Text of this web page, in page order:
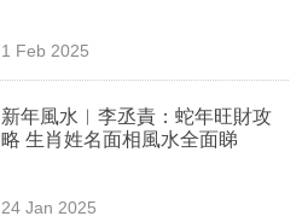
1 Feb 2025
新年風水︳李丞責：蛇年旺財攻
略 生肖姓名面相風水全面睇
24 Jan 2025